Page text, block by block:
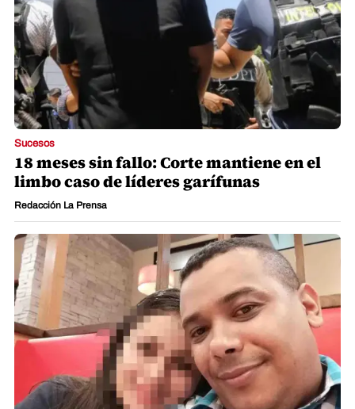
Sucesos
18 meses sin fallo: Corte mantiene en el
limbo caso de líderes garífunas
Redacción La Prensa